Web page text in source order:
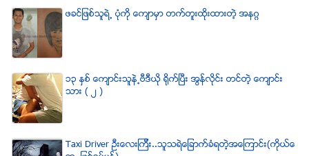
ဖခင္ျဖစ္သူရဲ႕ ပံုကို ေက်ာမွာ တက္တူးထိုးထားတဲ့ အနဂၢ
၁၃ ႏွစ္ ေက်ာင္းသူနဲ႕ဗီဒီယို ရိုက္ျပီး အြန္လိုင္း တင္တဲ့ ေက်ာင္း
သား ( ၂ )
Taxi Driver ဦးေလးၾကီး..သူသရဲေျခာက္ခံရတဲ့အေၾကာင္း(ကိုယ္ေ